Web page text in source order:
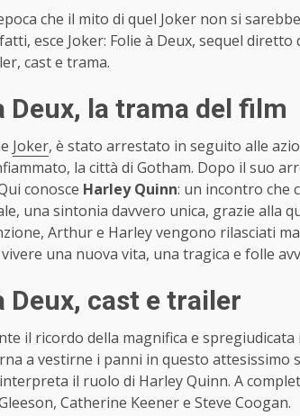
che il mito di quel Joker non si
esce Joker: Folie à Deux, sequel
cast e trama.
Deux, la trama del film
Joker, è stato arrestato in seguito alle
la città di Gotham. Dopo il suo
conosce Harley Quinn: un incontro che
una sintonia davvero unica, grazie alla
Arthur e Harley vengono rilasciati
una nuova vita, una tragica e folle
Deux, cast e trailer
il ricordo della magnifica e
a vestirne i panni in questo attesissimo
il ruolo di Harley Quinn. A
Catherine Keener e Steve Coogan.